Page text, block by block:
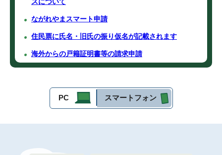
スについて
ながれやまスマート申請
住民票に氏名・旧氏の振り仮名が記載されます
海外からの戸籍証明書等の請求申請
PC スマートフォン